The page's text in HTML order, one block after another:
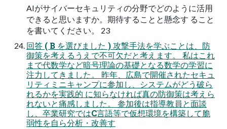
AIがサイバーセキュリティの分野でどのように活用
できると思いますか。期待することと懸念す ること
を書いてください。 23
回答 ( B を選びました ) 攻撃手法を学ぶことは、防
御策を考えるうえで不可欠だと考えます。 私はこれ
まで代数学など暗号理論の基礎となる数学の学習に
注力してきました。 昨年、広島で開催されたセキュ
リティミニキャンプに参加し、システムがどう破ら
れるかを実践的 に知らなければ真の防御策は考えら
れないと痛感しました。 参加後は指導教員と面談
し、卒業研究ではC言語等で仮想環境を構築して脆
弱性を自ら分析・改善す